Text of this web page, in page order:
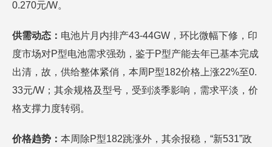
0.270元/W。
供需动态： 电池片月内排产43-44GW，环比微幅下修，印
度市场对P型电池需求强劲，鉴于P型产能去年已基本完成
出清，故，供给整体紧俏，本周P型182价格上涨22%至0.
33元/W；其余规格及型号，受到淡季影响，需求平淡，价
格支撑力度转弱。
价格趋势： 本周除P型182跳涨外，其余报稳，“新531”政